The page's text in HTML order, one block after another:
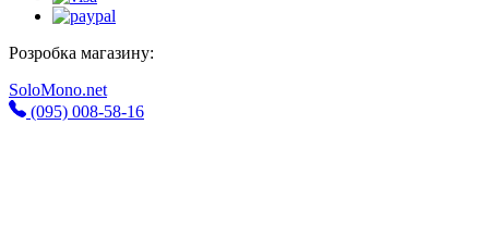
Розробка магазину:
SoloMono.net
(095) 008-58-16